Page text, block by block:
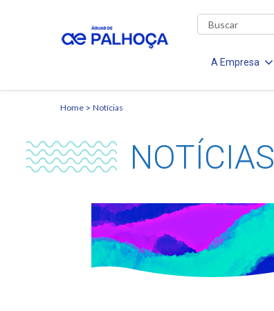
A Empresa
Home Notícias
NOTÍCIAS